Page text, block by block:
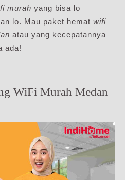
murah yang bisa lo
lo. Mau paket hemat wifi
atau yang kecepatannya
ada!
WiFi Murah Medan